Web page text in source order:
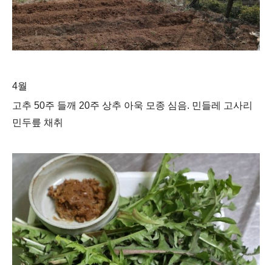
4월
고추 50주 들깨 20주 상추 아욱 모종 심음. 민들레 고사리
민두릎 채취